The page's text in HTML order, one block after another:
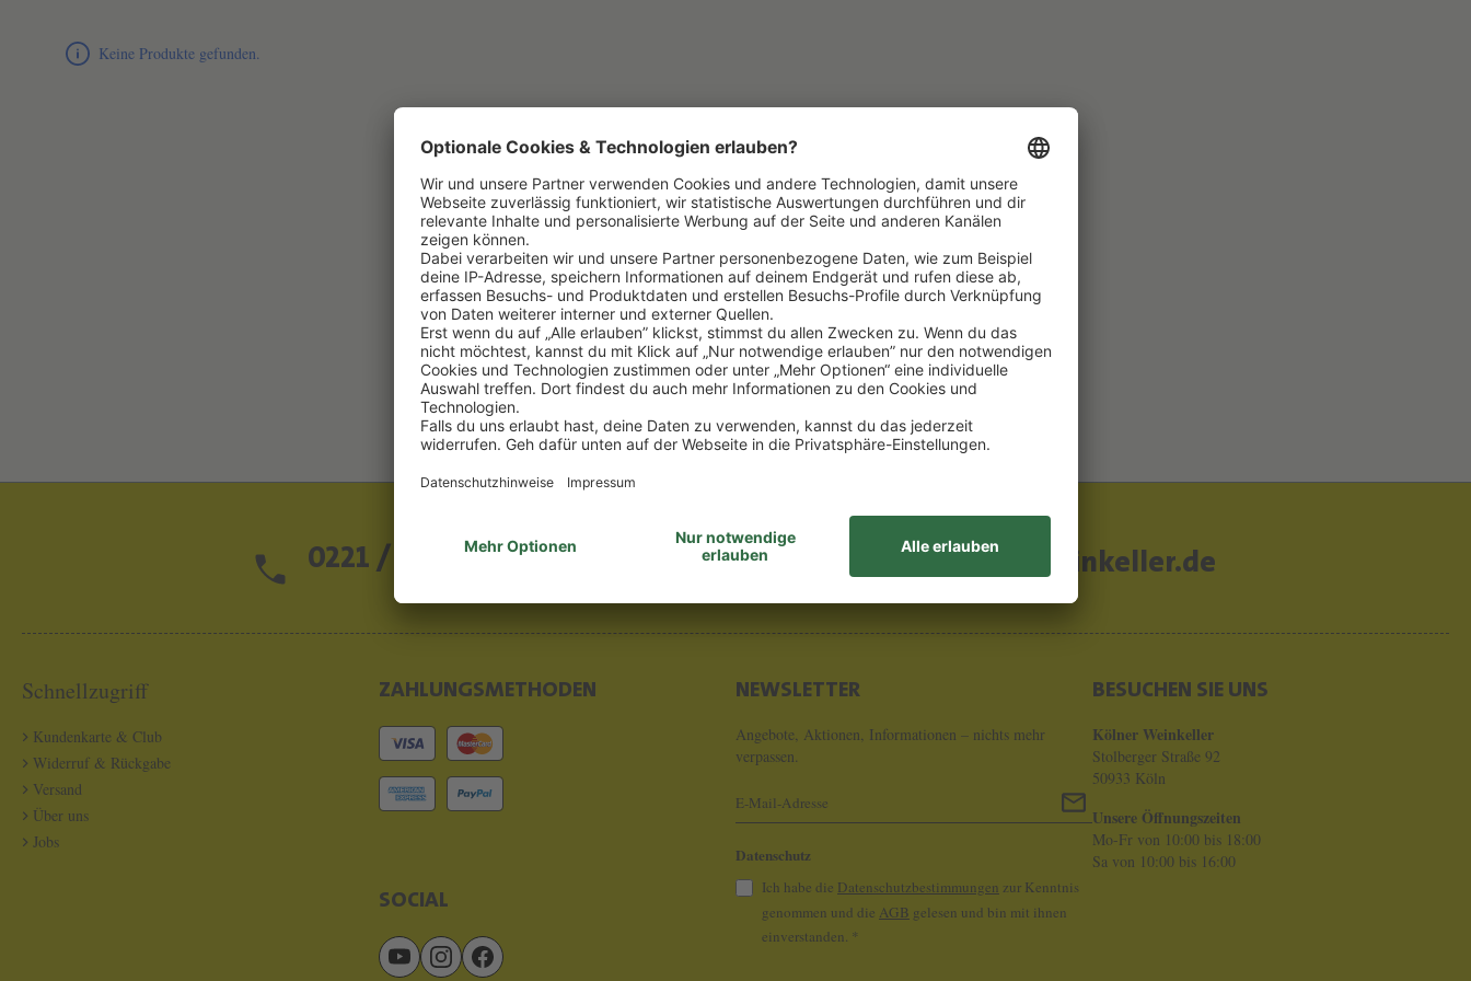
Keine Produkte gefunden.
0221 / 13 97 28 - 0 info@koelner-weinkeller.de
Schnellzugriff
Kundenkarte & Club
Widerruf & Rückgabe
Versand
Über uns
Jobs
ZAHLUNGSMETHODEN
SOCIAL
NEWSLETTER
Angebote, Aktionen, Informationen – nichts mehr
verpassen.
Datenschutz
Ich habe die Datenschutzbestimmungen zur Kenntnis
genommen und die AGB gelesen und bin mit ihnen
einverstanden. *
BESUCHEN SIE UNS
Kölner Weinkeller
Stolberger Straße 92
50933 Köln
Unsere Öffnungszeiten
Mo-Fr von 10:00 bis 18:00
Sa von 10:00 bis 16:00